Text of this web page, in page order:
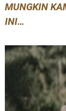
MUNGKIN
INI…